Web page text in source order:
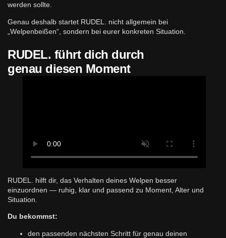
werden sollte.
Genau deshalb startet RUDEL. nicht allgemein bei
„Welpenbeißen“, sondern bei eurer konkreten Situation.
RUDEL. führt dich durch
genau diesen Moment
RUDEL. hilft dir, das Verhalten deines Welpen besser
einzuordnen — ruhig, klar und passend zu Moment, Alter und
Situation.
Du bekommst:
den passenden nächsten Schritt für genau deinen